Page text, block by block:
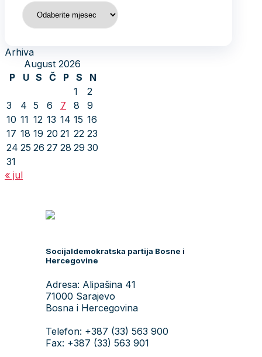
Arhiva
Arhiva
August 2026
P
U S Č P S
N
1
2
3
4 5 6 7 8
9
10 11 12 13 14 15 16
17 18 19 20 21 22 23
24 25 26 27 28 29 30
31
« jul
Socijaldemokratska partija Bosne i
Hercegovine
Adresa: Alipašina 41
71000 Sarajevo
Bosna i Hercegovina
Telefon: +387 (33) 563 900
Fax: +387 (33) 563 901